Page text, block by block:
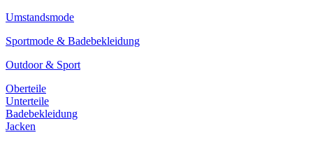
Umstandsmode
Sportmode & Badebekleidung
Outdoor & Sport
Oberteile
Unterteile
Badebekleidung
Jacken